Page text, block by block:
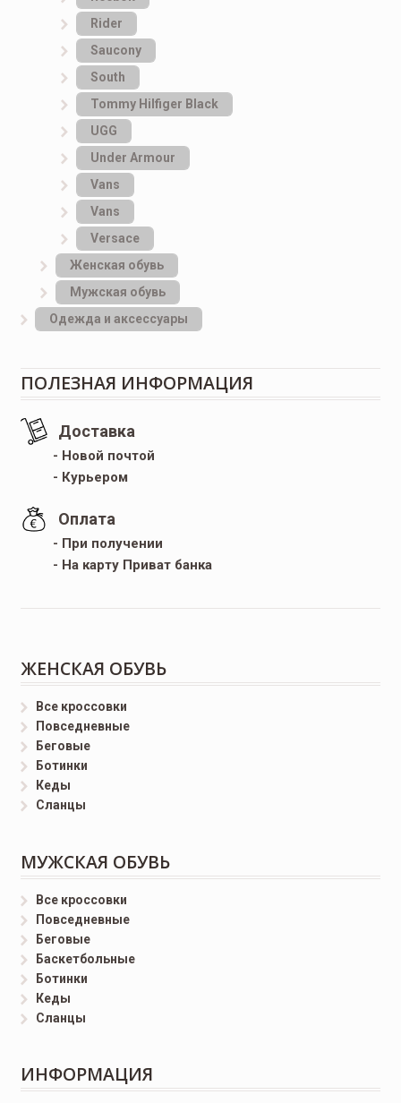
Rider
Saucony
South
Tommy Hilfiger Black
UGG
Under Armour
Vans
Vans
Versace
Женская обувь
Мужская обувь
Одежда и аксессуары
ПОЛЕЗНАЯ ИНФОРМАЦИЯ
Доставка
- Новой почтой
- Курьером
Оплата
- При получении
- На карту Приват банка
ЖЕНСКАЯ ОБУВЬ
Все кроссовки
Повседневные
Беговые
Ботинки
Кеды
Сланцы
МУЖСКАЯ ОБУВЬ
Все кроссовки
Повседневные
Беговые
Баскетбольные
Ботинки
Кеды
Сланцы
ИНФОРМАЦИЯ